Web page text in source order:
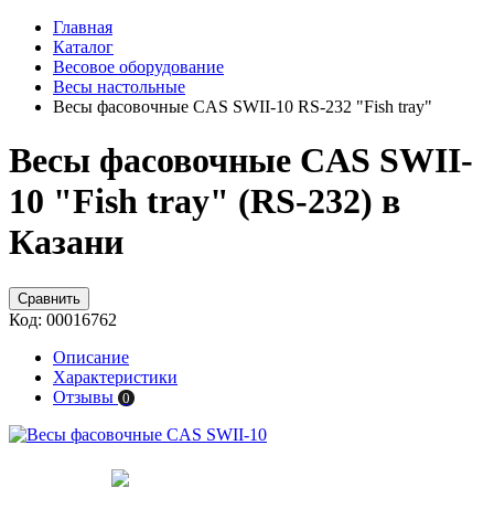
Главная
Каталог
Весовое оборудование
Весы настольные
Весы фасовочные CAS SWII-10 RS-232 "Fish tray"
Весы фасовочные CAS SWII-
10 "Fish tray" (RS-232) в
Казани
Сравнить
Код: 00016762
Описание
Характеристики
Отзывы 0